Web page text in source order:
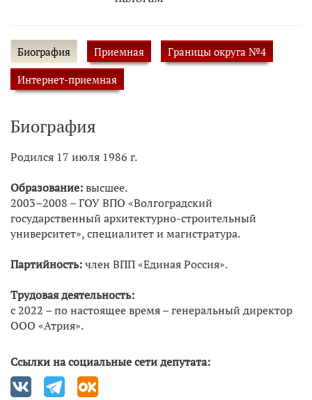
Биография Приемная
Границы округа №4
Интернет-приемная
Биография
​Родился 17 июля 1986 г.
Образование:высшее.
2003–2008 – ГОУ ВПО «Волгоградский
государственный архитектурно-строительный
университет», специалитет и магистратура.
Партийность:член ВПП «Единая Россия».
Трудовая деятельность:
с 2022 – по настоящее время – генеральный директор
ООО «Атрия».
Ссылки на социальные сети депутата: